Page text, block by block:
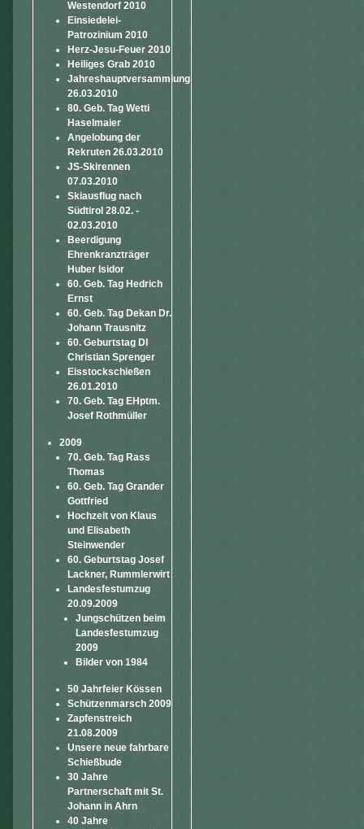
Westendorf 2010
Einsiedelei-
Patrozinium 2010
Herz-Jesu-Feuer 2010
Heiliges Grab 2010
Jahreshauptversammlung
26.03.2010
80. Geb. Tag Wetti
Haselmaier
Angelobung der
Rekruten 26.03.2010
JS-Skirennen
07.03.2010
Skiausflug nach
Südtirol 28.02. -
02.03.2010
Beerdigung
Ehrenkranzträger
Huber Isidor
60. Geb. Tag Hedrich
Ernst
60. Geb. Tag Dekan Dr.
Johann Trausnitz
60. Geburtstag DI
Christian Sprenger
Eisstockschießen
26.01.2010
70. Geb. Tag EHptm.
Josef Rothmüller
2009
70. Geb. Tag Rass
Thomas
60. Geb. Tag Grander
Gottfried
Hochzeit von Klaus
und Elisabeth
Steinwender
60. Geburtstag Josef
Lackner, Rummlerwirt
Landesfestumzug
20.09.2009
Jungschützen beim
Landesfestumzug
2009
Bilder von 1984
50 Jahrfeier Kössen
Schützenmarsch 2009
Zapfenstreich
21.08.2009
Unsere neue fahrbare
Schießbude
30 Jahre
Partnerschaft mit St.
Johann in Ahrn
40 Jahre